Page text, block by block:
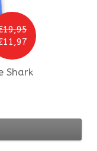
Shark